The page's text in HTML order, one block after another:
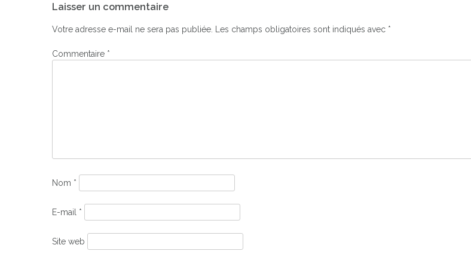
de
l’article
Laisser un commentaire
Votre adresse e-mail ne sera pas publiée. Les champs obligatoires sont indiqués avec *
Commentaire *
Nom *
E-mail *
Site web